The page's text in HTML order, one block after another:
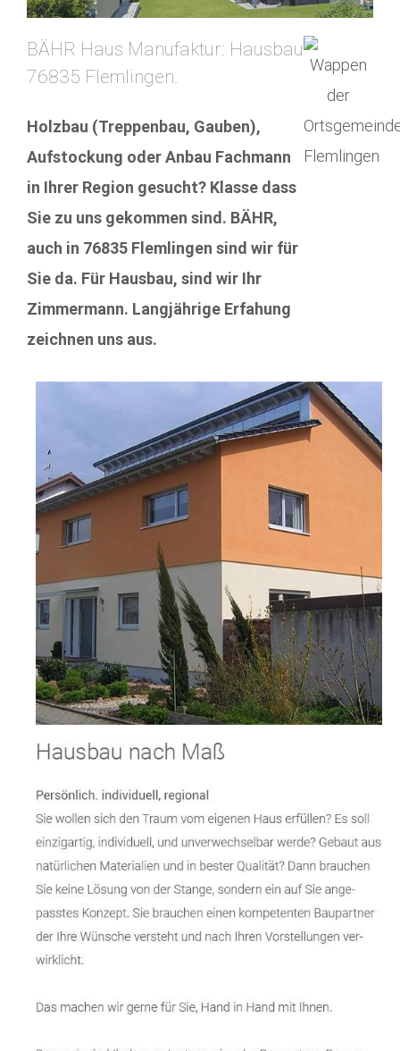
BÄHR Haus Manufaktur: Hausbau
76835 Flemlingen.
Holzbau (Treppenbau, Gauben),
Aufstockung oder Anbau Fachmann
in Ihrer Region gesucht? Klasse dass
Sie zu uns gekommen sind. BÄHR,
auch in 76835 Flemlingen sind wir für
Sie da. Für Hausbau, sind wir Ihr
Zimmermann. Langjährige Erfahung
zeichnen uns aus.